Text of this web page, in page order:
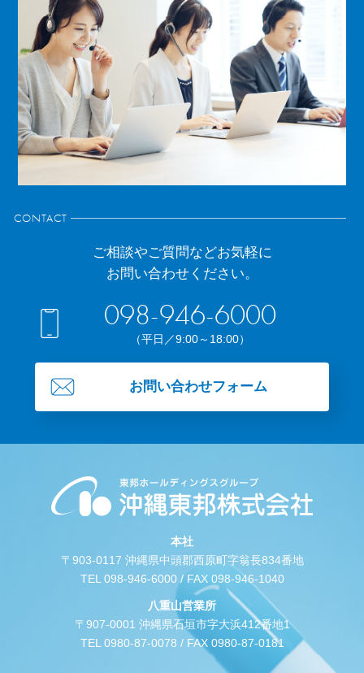
CONTACT
ご相談やご質問などお気軽に
お問い合わせください。
098-946-6000
（平日／9:00～18:00）
お問い合わせフォーム
本社
〒903-0117 沖縄県中頭郡西原町字翁長834番地
TEL 098-946-6000 / FAX 098-946-1040
八重山営業所
〒907-0001 沖縄県石垣市字大浜412番地1
TEL 0980-87-0078 / FAX 0980-87-0181